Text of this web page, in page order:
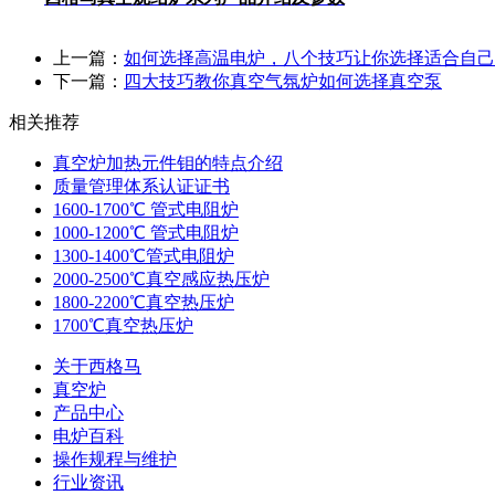
上一篇： 如何选择高温电炉，八个技巧让你选择适合自
下一篇： 四大技巧教你真空气氛炉如何选择真空泵
相关推荐
真空炉加热元件钼的特点介绍
质量管理体系认证证书
1600-1700℃ 管式电阻炉
1000-1200℃ 管式电阻炉
1300-1400℃管式电阻炉
2000-2500℃真空感应热压炉
1800-2200℃真空热压炉
1700℃真空热压炉
关于西格马
真空炉
产品中心
电炉百科
操作规程与维护
行业资讯